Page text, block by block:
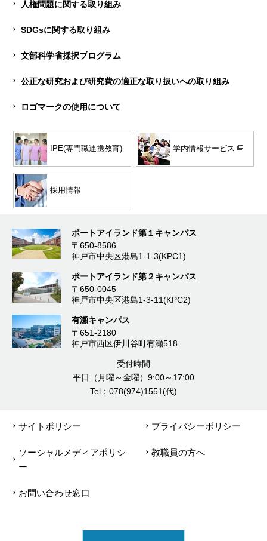
人権問題に関する取り組み
SDGsに関する取り組み
文部科学省採択プログラム
公正な研究および研究費の適正な取り扱いへの取り組み
ロゴマークの使用について
IPE(専門職連携教育) 学内情報サービス
採用情報
ポートアイランド第１キャンパス
〒650-8586
神戸市中央区港島1-1-3(KPC1)
ポートアイランド第２キャンパス
〒650-0045
神戸市中央区港島1-3-11(KPC2)
有瀬キャンパス
〒651-2180
神戸市西区伊川谷町有瀬518
受付時間
平日（月曜～金曜）9:00～17:00
Tel：078(974)1551(代)
サイトポリシー プライバシーポリシー
ソーシャルメディアポリシ
ー
教職員の方へ
お問い合わせ窓口